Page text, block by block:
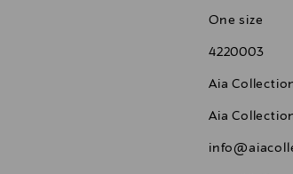
One size
4220003
Aia
Aia